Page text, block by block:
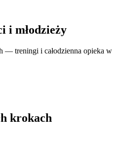
i młodzieży
— treningi i całodzienna opieka w
krokach